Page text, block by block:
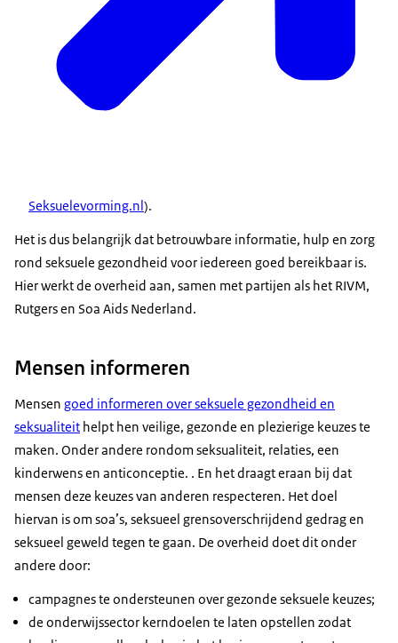
Seksuelevorming.nl).
Het is dus belangrijk dat betrouwbare informatie, hulp en zorg
rond seksuele gezondheid voor iedereen goed bereikbaar is.
Hier werkt de overheid aan, samen met partijen als het RIVM,
Rutgers en Soa Aids Nederland.
Mensen informeren
Mensen goed informeren over seksuele gezondheid en
seksualiteit helpt hen veilige, gezonde en plezierige keuzes te
maken. Onder andere rondom seksualiteit, relaties, een
kinderwens en anticonceptie. . En het draagt eraan bij dat
mensen deze keuzes van anderen respecteren. Het doel
hiervan is om soa’s, seksueel grensoverschrijdend gedrag en
seksueel geweld tegen te gaan. De overheid doet dit onder
andere door:
campagnes te ondersteunen over gezonde seksuele keuzes;
de onderwijssector kerndoelen te laten opstellen zodat